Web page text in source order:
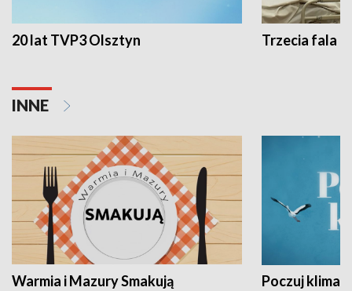
20 lat TVP3 Olsztyn Trzecia fala -
INNE
Warmia i Mazury Smakują Poczuj klimat